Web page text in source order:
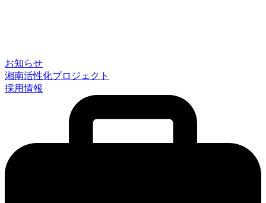
お知らせ
湘南活性化プロジェクト
採用情報